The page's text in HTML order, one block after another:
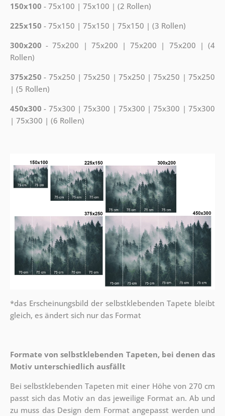
150x100 - 75x100 | 75x100 | (2 Rollen)
225x150 - 75x150 | 75x150 | 75x150 | (3 Rollen)
300x200 - 75x200 | 75x200 | 75x200 | 75x200 | (4
Rollen)
375x250 - 75x250 | 75x250 | 75x250 | 75x250 | 75x250
| (5 Rollen)
450x300 - 75x300 | 75x300 | 75x300 | 75x300 | 75x300
| 75x300 | (6 Rollen)
*das Erscheinungsbild der selbstklebenden Tapete bleibt
gleich, es ändert sich nur das Format
Formate von selbstklebenden Tapeten, bei denen das
Motiv unterschiedlich ausfällt
Bei selbstklebenden Tapeten mit einer Höhe von 270 cm
passt sich das Motiv an das jeweilige Format an. Ab und
zu muss das Design dem Format angepasst werden und